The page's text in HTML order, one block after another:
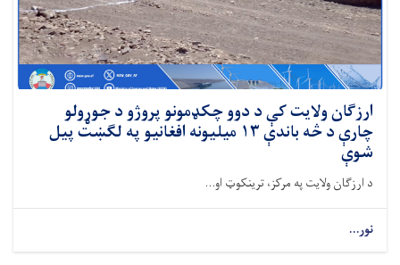
ارزګان ولایت کې د دوو چکډمونو پروژو د جوړولو
چارې د څه باندې ۱۳‌ میلیونه افغانیو په لګښت پیل
شوې
د ارزګان ولایت په مرکز، ترینکوټ او...
نور...